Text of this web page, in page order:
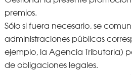
premios.
Sólo si fuera necesario, se
administraciones públicas
ejemplo, la Agencia Tributaria)
de obligaciones legales.